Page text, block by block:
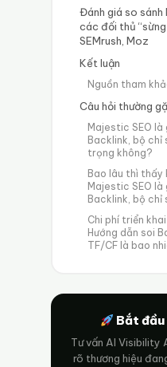
Đánh giá so sánh
các đối thủ “sừng
SEMrush, Moz
Kết luận
Nguồn tham
Câu hỏi thường
Majestic SEO là
Backlink, bộ chỉ
trọng không?
Bao lâu thì thấy
Majestic SEO là
Backlink, bộ chỉ
Chi phí triển
Hướng dẫn soi
TF/CF là bao
Bắt
Tư vấn AI Visibility
rõ thương hiệu